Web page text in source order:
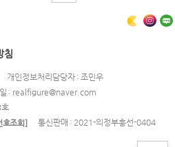
침
개인정보처리담당자 : 조민우
: realfigure@naver.com
호조회]
통신판매 : 2021-의정부흥선-0404